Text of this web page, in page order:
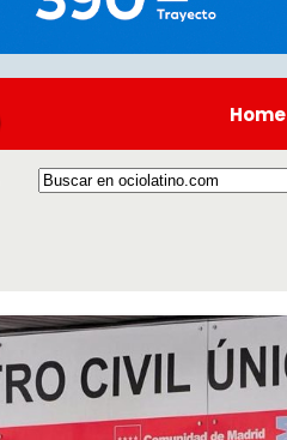
Home